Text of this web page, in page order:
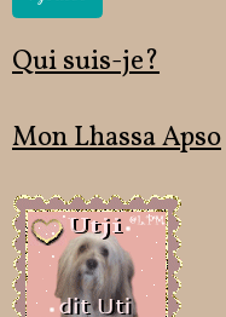
Qui suis-je?
Mon Lhassa Apso